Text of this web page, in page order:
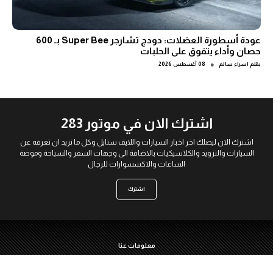
عودة أسطورة العضلات: دودج تشارجر Super Bee بـ 600
حصان وأداء يتفوق على الحلبات
بقلم اسراء سالم ● 08 أغسطس 2026
اشترك الان في موتور 283
اشترك الان ليصلك اخر اخبار السيارات واللايف ستايل وكل ما تريد ان تعرفه عن
السيارات والتزويد والكلاسيكيات بالاضافة الى وجهات السفر والسياحة وموضة
الساعات والاكسسوارات للرجال
اشترك
معلومات عنا